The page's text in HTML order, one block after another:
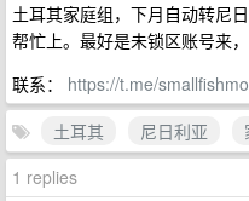
土耳其家庭组，下月自动转尼
帮忙上。最好是未锁区账号来
联系： https://t.me/
土耳其
尼日利亚
1 replies